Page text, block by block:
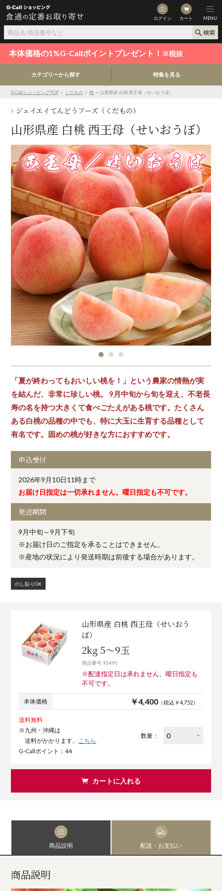
ログイン カート MENU
本体価格の1%G-Callポイントプレゼント！ ※税抜
カテゴリーから探す 特集を見る
G-CallショッピングTOP ＞ くだもの ＞桃 ＞ 山形県産 白桃 西王母（せいおうぼ）
ジェイエイてんどうフーズ（くだもの）
山形県産 白桃 西王母（せいおうぼ）
「夏が終わってもおいしい桃を！」という農家の情熱が実
を結んだ、非常に珍しい桃。 9月中旬から旬を迎え、不老長
寿の名を持つ大きくて食べごたえがある桃です。たくさん
ある白桃の品種の中でも、特に大玉に生育する品種として
有名です。固めの桃が好きな方におすすめです。
申込受付
2026年9月10日11時まで
お届け日指定は一切承れません。曜日指定も不可です。
発送期間
9月中旬～9月下旬
※お届け日のご指定を承ることはできません。
※産地の状況により発送時期は前後する場合があります。
のし貼りOK
山形県産 白桃 西王母（せいおう
ぼ）
2kg 5～9玉
商品番号 93491
※配達指定日は承れません。曜日指定も
不可です。
本体価格 ￥4,400（税込￥4,752）
送料無料
※九州・沖縄は
送料がかかります。 こちら
G-Callポイント：44
数量：
カートに入れる
商品説明 配送・お支払い
商品説明